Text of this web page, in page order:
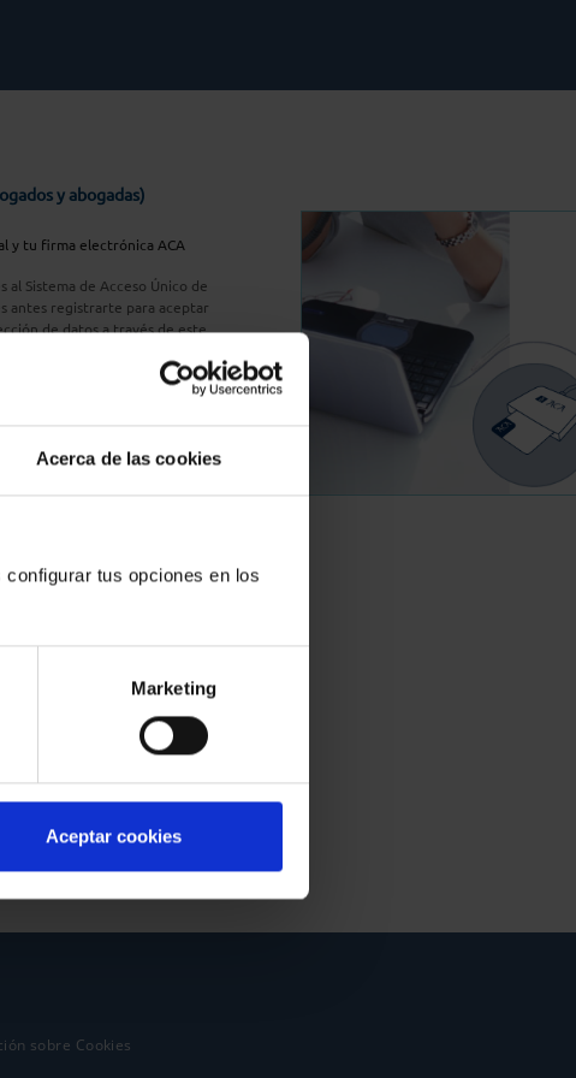
Acerca de las cookies
tus opciones en los
Marketing
Aceptar cookies
y abogadas)
y tu firma electrónica ACA
al Sistema de Acceso Único de
antes registrarte para aceptar
de datos a través de este
ACA Plus
sobre Cookies